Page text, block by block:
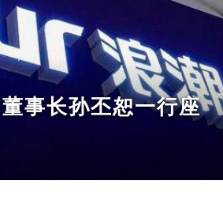
事长孙丕恕一行座